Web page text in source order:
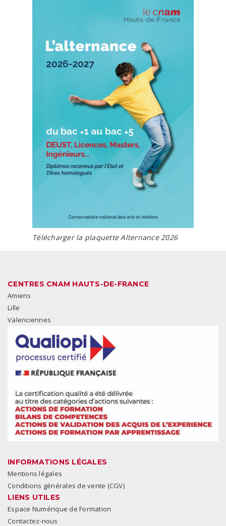
Télécharger la plaquette Alternance 2026
CENTRES CNAM HAUTS-DE-FRANCE
Amiens
Lille
Valenciennes
INFORMATIONS LÉGALES
Mentions légales
Conditions générales de vente (CGV)
LIENS UTILES
Espace Numérique de Formation
Contactez-nous